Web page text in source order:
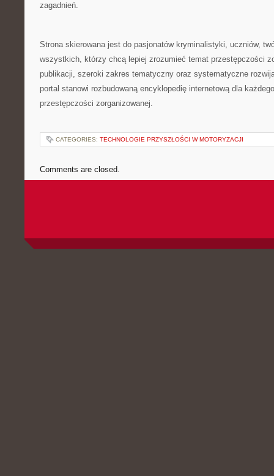
zagadnień.
Strona skierowana jest do pasjonatów kryminalistyki, uczniów,
wszystkich, którzy chcą lepiej zrozumieć temat przestępczości
publikacji, szeroki zakres tematyczny oraz systematyczne
portal stanowi rozbudowaną encyklopedię internetową dla
przestępczości zorganizowanej.
CATEGORIES: TECHNOLOGIE PRZYSZŁOŚCI W MOTORYZACJI
Comments are closed.